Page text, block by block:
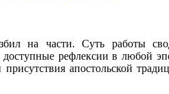
на части. Суть работы
рефлексии в любой
апостольской